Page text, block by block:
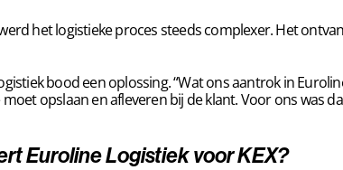
het logistieke proces steeds complexer. Het
bood een oplossing. “Wat ons aantrok in
opslaan en afleveren bij de klant. Voor ons
Euroline Logistiek voor KEX?